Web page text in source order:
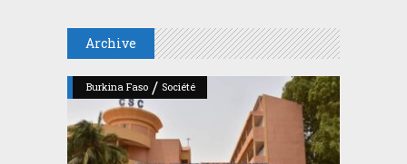
Archive
Burkina Faso / Société